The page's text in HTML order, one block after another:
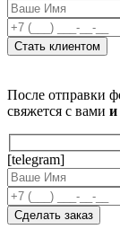
После отправки
свяжется с вами и
[telegram]